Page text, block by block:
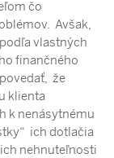
čo
Avšak,
vlastných
finančného
že
klienta
k nenásytnému
ich dotlačia
nehnuteľnosti